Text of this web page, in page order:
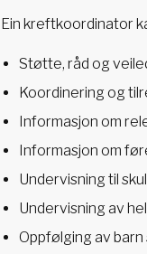
Ein kreftkoordinator
Støtte, råd og
Koordinering og
Informasjon om
Informasjon om
Undervisning til
Undervisning av
Oppfølging av